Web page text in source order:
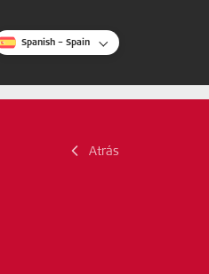
Spanish – Spain
Buscar Atrás